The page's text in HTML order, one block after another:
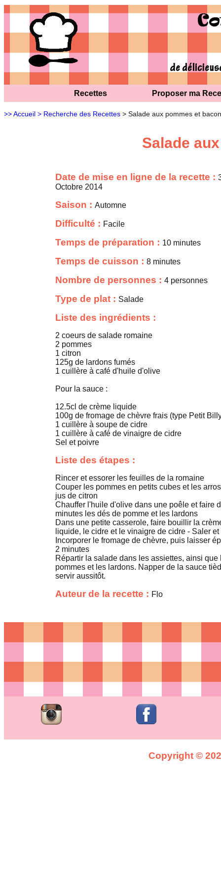
Recettes Proposer ma
>> Accueil > Recherche des Recettes > Salade aux pommes et bacon
Salade
Date de mise en ligne de la recette :
Octobre 2014
Saison : Automne
Difficulté : Facile
Temps de préparation : 10 minutes
Temps de cuisson : 8 minutes
Nombre de personnes : 4 personnes
Type de plat : Salade
Liste des ingrédients :
2 coeurs de salade romaine
2 pommes
1 citron
125g de lardons fumés
1 cuillère à café d'huile d'olive
Pour la sauce :
12.5cl de crème liquide
100g de fromage de chèvre frais (type Petit
1 cuillère à soupe de cidre
1 cuillère à café de vinaigre de cidre
Sel et poivre
Liste des étapes :
Rincer et essorer les feuilles de la romaine
Couper les pommes en petits cubes et les
jus de citron
Chauffer l'huile d'olive dans une poêle et faire
minutes les dés de pomme et les lardons
Dans une petite casserole, faire bouillir la
liquide, le cidre et le vinaigre de cidre - Saler
Incorporer le fromage de chèvre, puis laisser
2 minutes
Répartir la salade dans les assiettes, ainsi que
pommes et les lardons. Napper de la sauce
servir aussitôt.
Auteur de la recette : Flo
Copyright ©